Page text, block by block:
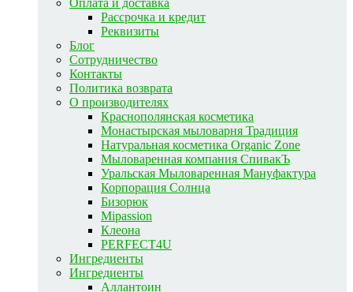
Оплата и доставка
Рассрочка и кредит
Реквизиты
Блог
Сотрудничество
Контакты
Политика возврата
О производителях
Краснополянская косметика
Монастырская мыловарня Традиция
Натуральная косметика Organic Zone
Мыловаренная компания СпивакЪ
Уральская Мыловаренная Мануфактура
Корпорация Солнца
Бизорюк
Mipassion
Клеона
PERFECT4U
Ингредиенты
Ингредиенты
Аллантоин